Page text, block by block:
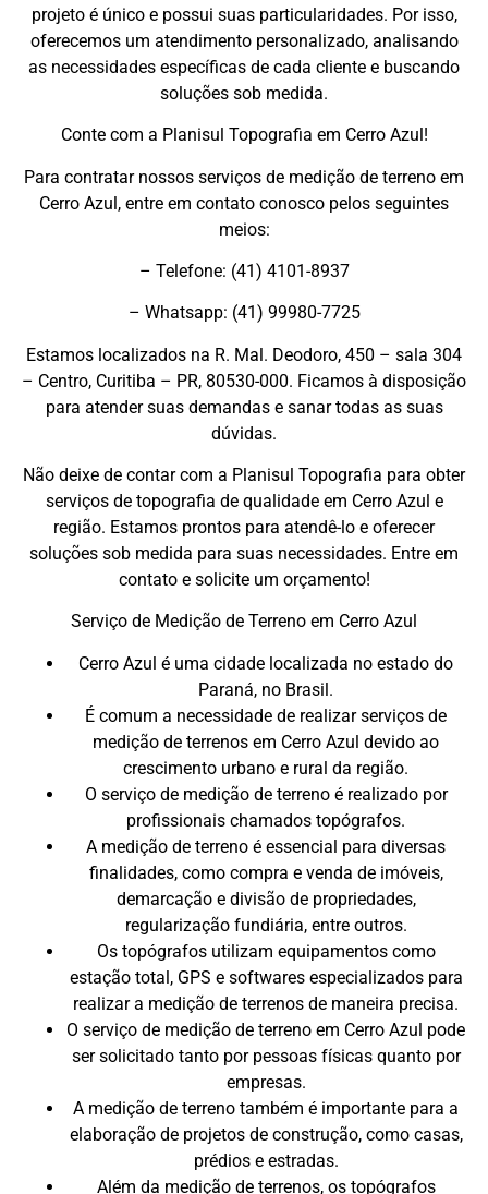
projeto é único e possui suas particularidades. Por isso,
oferecemos um atendimento personalizado, analisando
as necessidades específicas de cada cliente e buscando
soluções sob medida.
Conte com a Planisul Topografia em Cerro Azul!
Para contratar nossos serviços de medição de terreno em
Cerro Azul, entre em contato conosco pelos seguintes
meios:
– Telefone: (41) 4101-8937
– Whatsapp: (41) 99980-7725
Estamos localizados na R. Mal. Deodoro, 450 – sala 304
– Centro, Curitiba – PR, 80530-000. Ficamos à disposição
para atender suas demandas e sanar todas as suas
dúvidas.
Não deixe de contar com a Planisul Topografia para obter
serviços de topografia de qualidade em Cerro Azul e
região. Estamos prontos para atendê-lo e oferecer
soluções sob medida para suas necessidades. Entre em
contato e solicite um orçamento!
Serviço de Medição de Terreno em Cerro Azul
Cerro Azul é uma cidade localizada no estado do
Paraná, no Brasil.
É comum a necessidade de realizar serviços de
medição de terrenos em Cerro Azul devido ao
crescimento urbano e rural da região.
O serviço de medição de terreno é realizado por
profissionais chamados topógrafos.
A medição de terreno é essencial para diversas
finalidades, como compra e venda de imóveis,
demarcação e divisão de propriedades,
regularização fundiária, entre outros.
Os topógrafos utilizam equipamentos como
estação total, GPS e softwares especializados para
realizar a medição de terrenos de maneira precisa.
O serviço de medição de terreno em Cerro Azul pode
ser solicitado tanto por pessoas físicas quanto por
empresas.
A medição de terreno também é importante para a
elaboração de projetos de construção, como casas,
prédios e estradas.
Além da medição de terrenos, os topógrafos